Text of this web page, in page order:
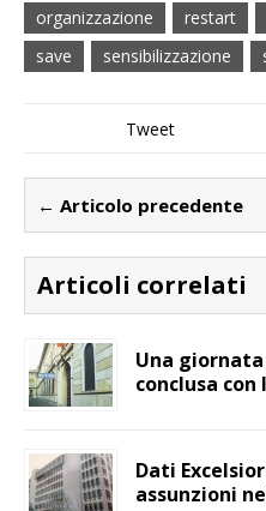
organizzazione
restart
save
sensibilizzazione
Tweet
← Articolo precedente
Articoli correlati
Una
conclusa con
Dati
assunzioni